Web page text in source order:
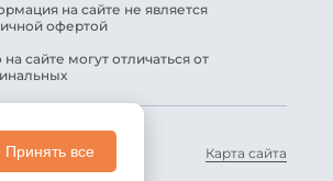
на сайте не является
офертой
сайте могут отличаться от
2025 -Streton Карта сайта
Принять все